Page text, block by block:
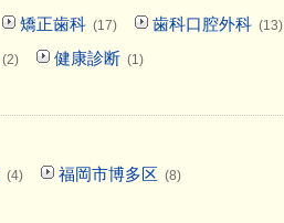
矯正歯科 (17) 歯科口腔外科 (13)
(2) 健康診断 (1)
(4) 福岡市博多区 (8)